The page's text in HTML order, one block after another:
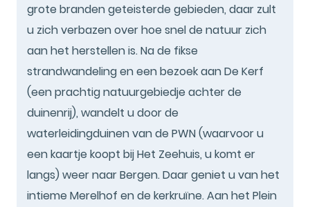
grote branden geteisterde gebieden, daar zult
u zich verbazen over hoe snel de natuur zich
aan het herstellen is. Na de fikse
strandwandeling en een bezoek aan De Kerf
(een prachtig natuurgebiedje achter de
duinenrij), wandelt u door de
waterleidingduinen van de PWN (waarvoor u
een kaartje koopt bij Het Zeehuis, u komt er
langs) weer naar Bergen. Daar geniet u van het
intieme Merelhof en de kerkruïne. Aan het Plein